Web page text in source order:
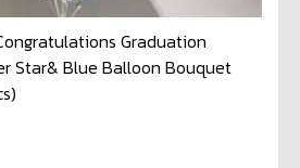
Graduation
Star& Blue Balloon Bouquet